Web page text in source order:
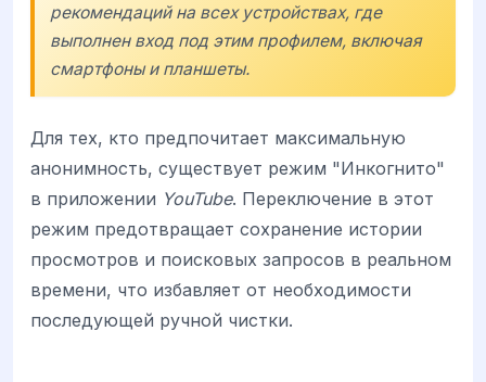
рекомендаций на всех устройствах, где
выполнен вход под этим профилем, включая
смартфоны и планшеты.
Для тех, кто предпочитает максимальную
анонимность, существует режим "Инкогнито"
в приложении YouTube. Переключение в этот
режим предотвращает сохранение истории
просмотров и поисковых запросов в реальном
времени, что избавляет от необходимости
последующей ручной чистки.